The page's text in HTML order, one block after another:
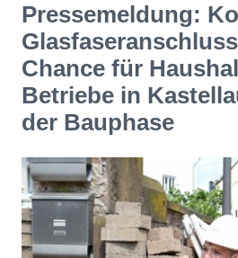
Pressemeldung:
Chance für
Betriebe in
der Bauphase